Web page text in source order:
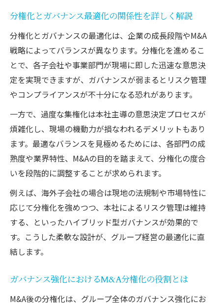
分権化とガバナンス最適化の関係性を詳しく解説
分権化とガバナンスの最適化は、企業の成長段階やM&A
戦略によってバランスが異なります。分権化を進めるこ
とで、各子会社や事業部門が現場に即した迅速な意思決
定を実現できますが、ガバナンスが弱まるとリスク管理
やコンプライアンスが不十分になる恐れがあります。
一方で、過度な集権化は本社主導の意思決定プロセスが
煩雑化し、現場の機動力が損なわれるデメリットもあり
ます。最適なバランスを見極めるためには、各部門の成
熟度や業界特性、M&Aの目的を踏まえて、分権化の度合
いを段階的に調整することが求められます。
例えば、海外子会社の場合は現地の法規制や市場特性に
応じて分権化を強めつつ、本社によるリスク管理は維持
する、といったハイブリッド型ガバナンスが効果的で
す。こうした柔軟な設計が、グループ経営の最適化に直
結します。
ガバナンス強化におけるM&A分権化の役割とは
M&A後の分権化は、グループ全体のガバナンス強化にお